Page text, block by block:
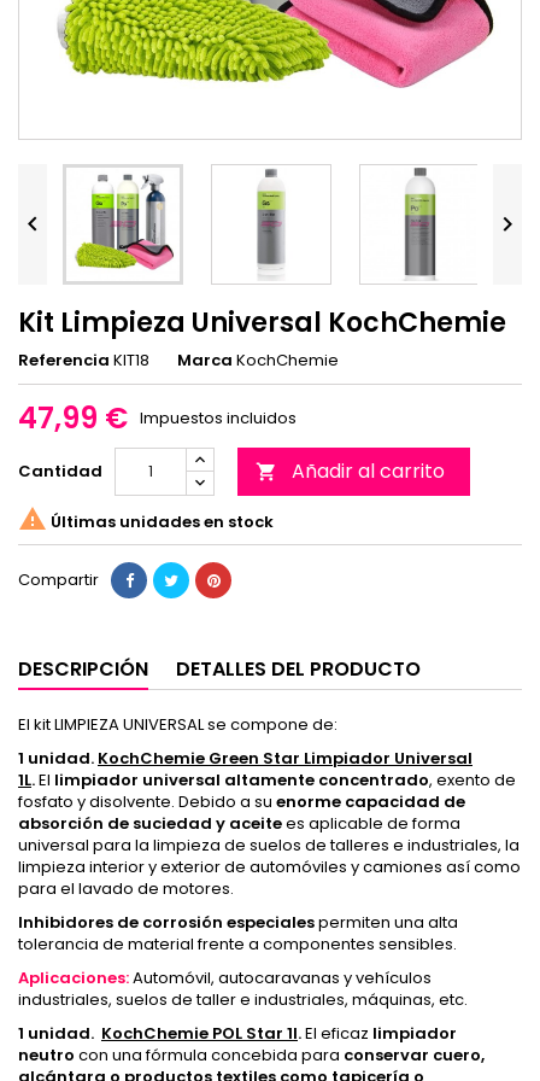
 
Kit Limpieza Universal KochChemie
Referencia KIT18 Marca KochChemie
47,99 € Impuestos incluidos
Cantidad  Añadir al carrito
 Últimas unidades en stock
Compartir
DESCRIPCIÓN DETALLES DEL PRODUCTO
El kit LIMPIEZA UNIVERSAL se compone de:
1 unidad. KochChemie Green Star Limpiador Universal
1L.El limpiador universal altamente concentrado, exento de
fosfato y disolvente. Debido a su enorme capacidad de
absorción de suciedad y aceitees aplicable de forma
universal para la limpieza de suelos de talleres e industriales, la
limpieza interior y exterior de automóviles y camiones así como
para el lavado de motores.
Inhibidores de corrosión especialespermiten una alta
tolerancia de material frente a componentes sensibles.
Aplicaciones:Automóvil, autocaravanas y vehículos
industriales, suelos de taller e industriales, máquinas, etc.
1 unidad. KochChemie POL Star 1l.El eficaz limpiador
neutro con una fórmula concebida para conservar cuero,